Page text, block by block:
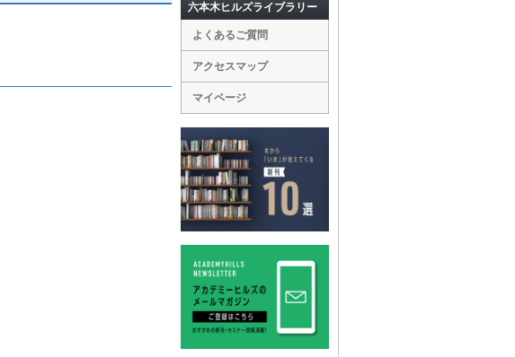
六本木ヒルズライブラリー
よくあるご質問
アクセスマップ
マイページ